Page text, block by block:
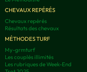
CHEVAUX REPÉRÉS
Chevaux repérés
Résultats des chevaux
MÉTHODES TURF
My-grmturf
Les couplés illimités
Les rubriques de Week-End